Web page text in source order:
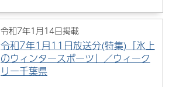
令和7年1月14日掲載
令和7年1月11日放送分(特集)「氷上
のウィンタースポーツ」／ウィーク
リー千葉県